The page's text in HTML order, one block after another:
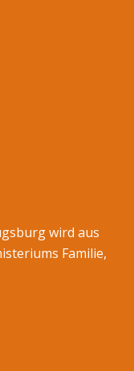
wird aus
Familie,